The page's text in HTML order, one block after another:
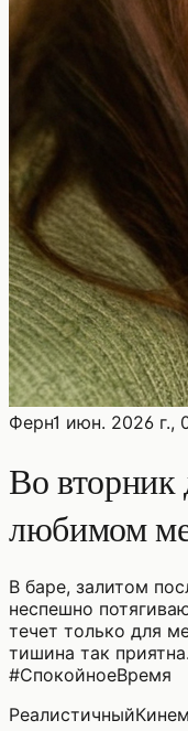
Ферн1 июн. 2026 г.,
Во
любимом
В баре, залитом
неспешно
течет только для
тишина так
#СпокойноеВремя
Реалистичный